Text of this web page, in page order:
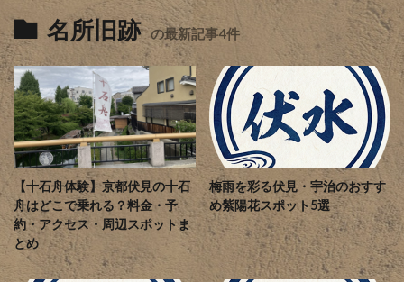
名所旧跡 の最新記事4件
【十石舟体験】京都伏見の十石
舟はどこで乗れる？料金・予
約・アクセス・周辺スポットま
とめ
梅雨を彩る伏見・宇治のおすす
め紫陽花スポット5選